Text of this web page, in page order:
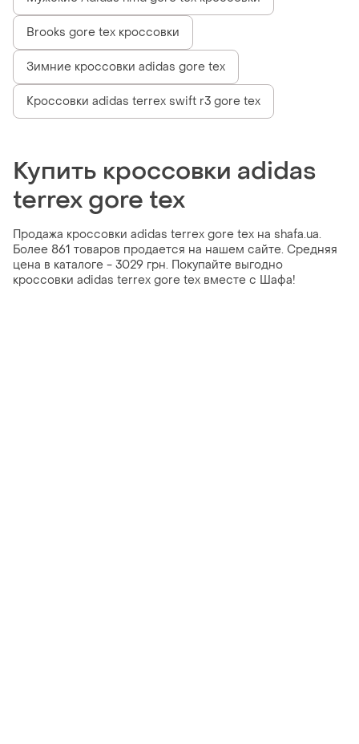
Brooks gore tex кроссовки
Зимние кроссовки adidas gore tex
Кроссовки adidas terrex swift r3 gore tex
Купить кроссовки adidas
terrex gore tex
Продажа кроссовки adidas terrex gore tex на shafa.ua.
Более 861 товаров продается на нашем сайте. Средняя
цена в каталоге - 3029 грн. Покупайте выгодно
кроссовки adidas terrex gore tex вместе с Шафа!